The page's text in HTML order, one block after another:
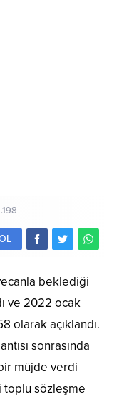
beklediği
ve 2022 ocak
olarak açıklandı.
sonrasında
müjde verdi
toplu sözleşme